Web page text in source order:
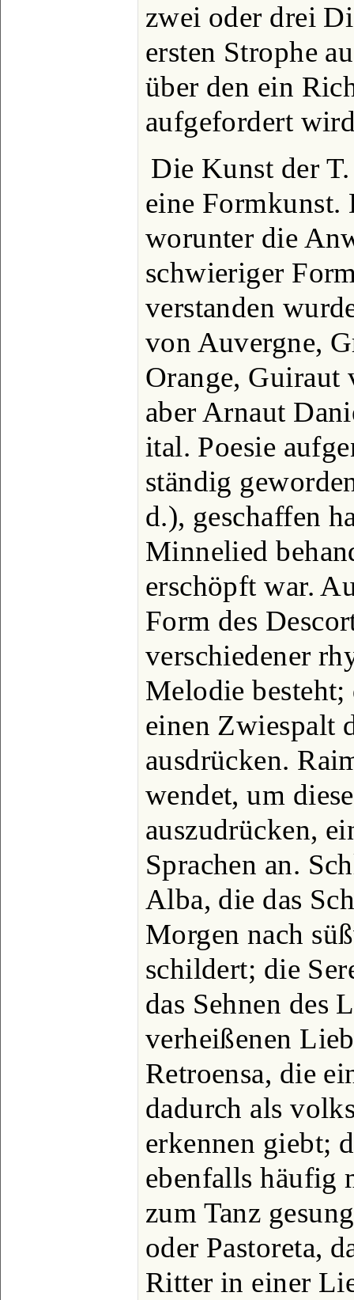
zwei oder drei
ersten Strophe
über den ein
aufgefordert
Die Kunst der
eine Formkunst.
worunter die
schwieriger
verstanden
von Auvergne,
Orange, Guiraut
aber Arnaut
ital. Poesie
ständig
d.), geschaffen
Minnelied
erschöpft war.
Form des
verschiedener
Melodie
einen Zwiespalt
ausdrücken.
wendet, um
auszudrücken,
Sprachen an.
Alba, die das
Morgen nach
schildert; die
das Sehnen des
verheißenen
Retroensa, die
dadurch als
erkennen giebt;
ebenfalls häufig
zum Tanz
oder Pastoreta,
Ritter in einer